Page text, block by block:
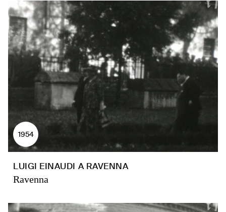
1954
LUIGI EINAUDI A RAVENNA
Ravenna